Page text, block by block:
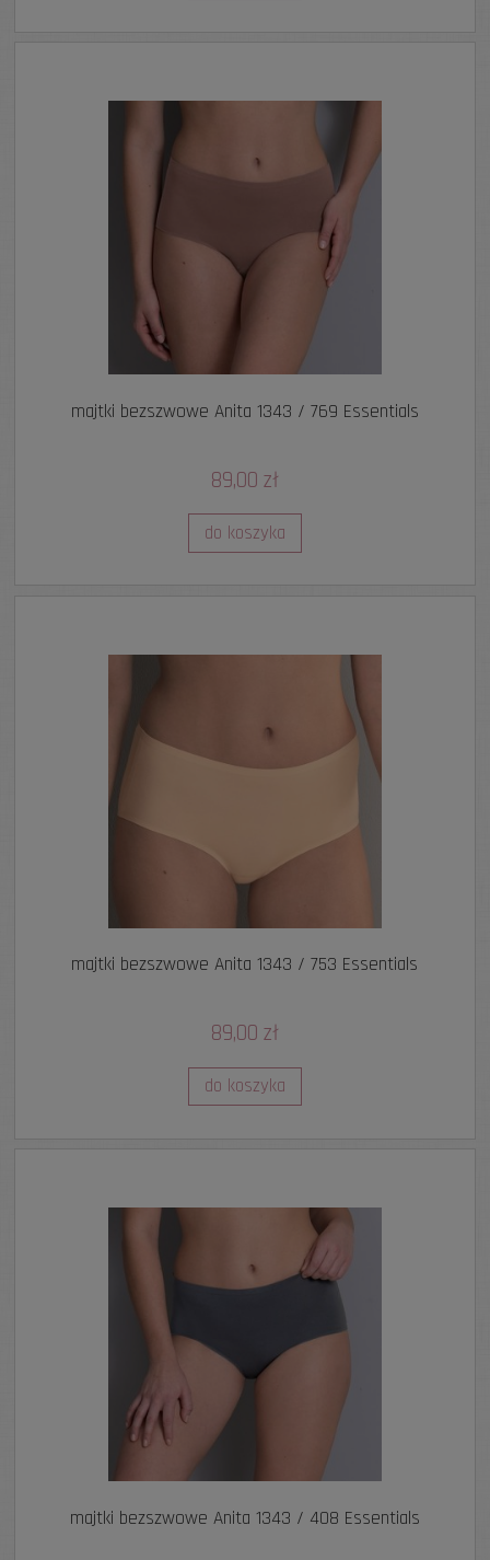
majtki bezszwowe Anita 1343 / 769 Essentials
89,00 zł
do koszyka
majtki bezszwowe Anita 1343 / 753 Essentials
89,00 zł
do koszyka
majtki bezszwowe Anita 1343 / 408 Essentials